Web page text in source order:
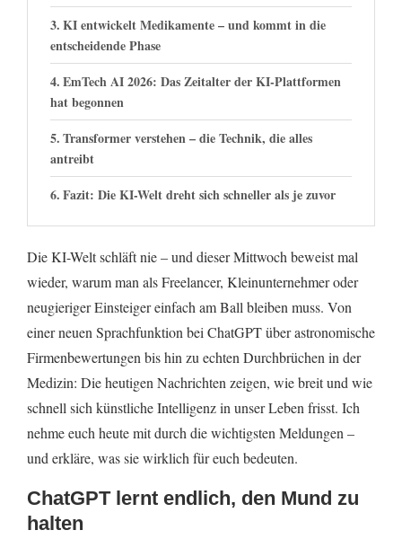
KI entwickelt Medikamente – und kommt in die
entscheidende Phase
EmTech AI 2026: Das Zeitalter der KI-Plattformen
hat begonnen
Transformer verstehen – die Technik, die alles
antreibt
Fazit: Die KI-Welt dreht sich schneller als je zuvor
Die KI-Welt schläft nie – und dieser Mittwoch beweist mal
wieder, warum man als Freelancer, Kleinunternehmer oder
neugieriger Einsteiger einfach am Ball bleiben muss. Von
einer neuen Sprachfunktion bei ChatGPT über astronomische
Firmenbewertungen bis hin zu echten Durchbrüchen in der
Medizin: Die heutigen Nachrichten zeigen, wie breit und wie
schnell sich künstliche Intelligenz in unser Leben frisst. Ich
nehme euch heute mit durch die wichtigsten Meldungen –
und erkläre, was sie wirklich für euch bedeuten.
ChatGPT lernt endlich, den Mund zu
halten